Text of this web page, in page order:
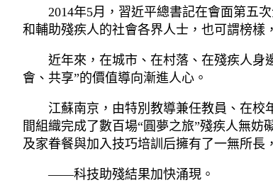
2014年5月，習近平總書記在會面第五
和輔助殘疾人的社會各界人士，也可謂榜樣
近年來，在城市、在村落、在殘疾人身
會、共享”的價值導向漸進人心。
江蘇南京，由特別教導兼任教員、在
間組織完成了數百場“圓夢之旅”殘疾人無
及家眷餐與加入技巧培訓后擁有了一無所
——科技助殘結果加快涌現。